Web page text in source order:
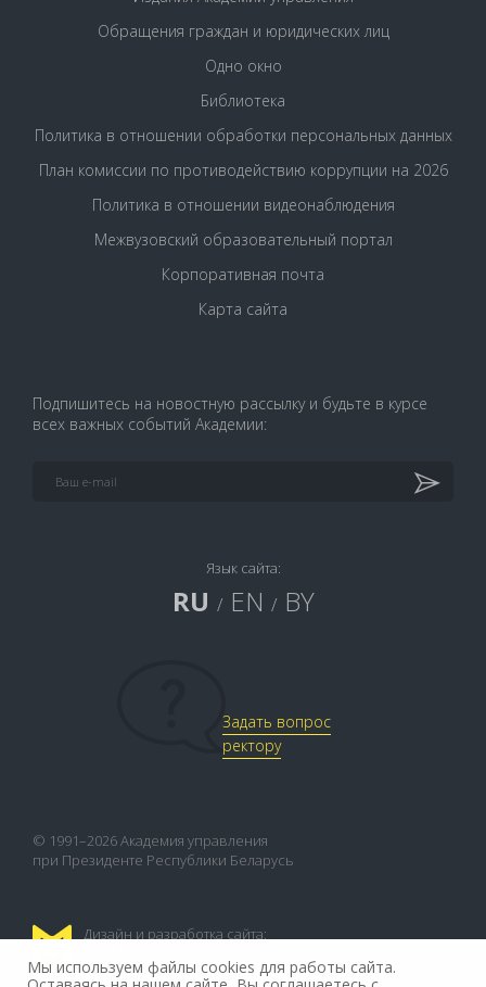
Обращения граждан и юридических лиц
Одно окно
Библиотека
Политика в отношении обработки персональных данных
План комиссии по противодействию коррупции на 2026
Политика в отношении видеонаблюдения
Межвузовский образовательный портал
Корпоративная почта
Карта сайта
Подпишитесь на новостную рассылку и будьте в курсе
всех важных событий Академии:
Язык сайта:
RU / EN / BY
Задать вопрос
ректору
© 1991–2026 Академия управления
при Президенте Республики Беларусь
Дизайн и разработка сайта:
Мы используем файлы cookies для работы сайта.